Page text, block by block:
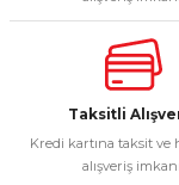
Bu ürüne
Taksitli
Kredi kartına taksit ve
alışveriş imkanı